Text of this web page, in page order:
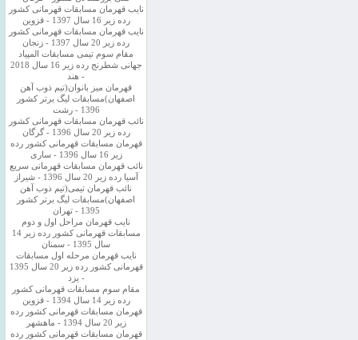
نایب قهرمان مسابقات قهرمانی کشور
رده زیر 16 سال 1397 - قزوین
نایب قهرمان مسابقات قهرمانی کشور
رده زیر 20 سال 1397 - زنجان
مقام سوم تیمی مسابقات المپیاد
جهانی شطرنج رده زیر 16 سال 2018
- هند
قهرمان میز بانوان(تیم ذوب آهن
اصفهان)مسابقات لیگ برتر کشور
1396 - رشت
نائب قهرمان مسابقات قهرمانی کشور
رده زیر 20 سال 1396 - گرگان
قهرمان مسابقات قهرمانی کشور رده
زیر 16 سال 1396 - ساری
نائب قهرمان مسابقات قهرمانی سریع
آسیا رده زیر 20 سال 1396 - شیراز
نائب قهرمان تیمی(تیم ذوب آهن
اصفهان)مسابقات لیگ برتر کشور
1395 - تهران
نایب قهرمان مراحل اول و دوم
مسابقات قهرمانی کشور رده زیر 14
سال 1395 - سمنان
نایب قهرمان مرحله اول مسابقات
قهرمانی کشور رده زیر 20 سال 1395
- یزد
مقام سوم مسابقات قهرمانی کشور
رده زیر 14 سال 1394 - قزوین
قهرمان مسابقات قهرمانی کشور رده
زیر 20 سال 1394 - ماهشهر
قهرمان مسابقات قهرمانی کشور رده